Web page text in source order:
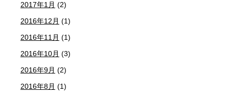
2017年1月 (2)
2016年12月 (1)
2016年11月 (1)
2016年10月 (3)
2016年9月 (2)
2016年8月 (1)